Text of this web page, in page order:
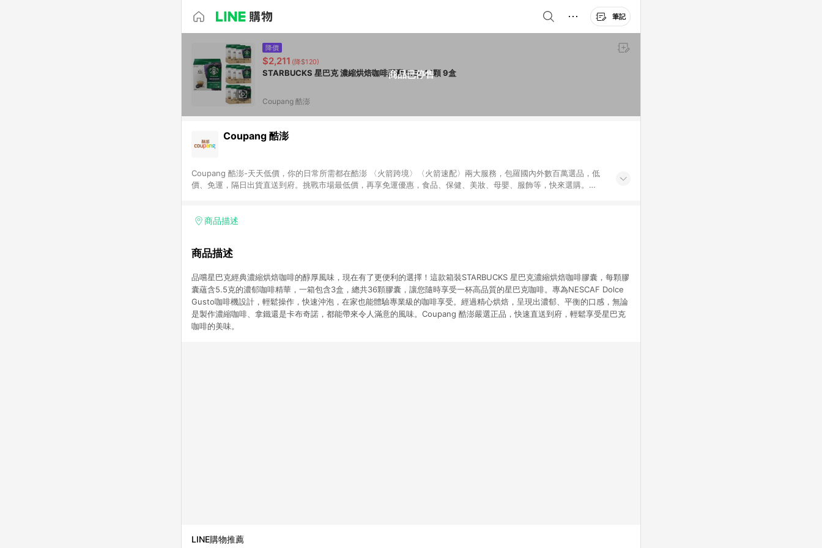
筆記
商品已停售
降價
$2,211 (降$120)
STARBUCKS 星巴克 濃縮烘焙咖啡膠囊 5.5g 12顆 9盒
Coupang 酷澎
Coupang 酷澎
Coupang 酷澎-天天低價，你的日常所需都在酷澎 〈火箭跨境〉〈火箭速配〉兩大服務，包羅國內外數百萬選品，低
價、免運，隔日出貨直送到府。挑戰市場最低價，再享免運優惠，食品、保健、美妝、母嬰、服飾等，快來選購。
商品描述
商品描述
品嚐星巴克經典濃縮烘焙咖啡的醇厚風味，現在有了更便利的選擇！這款箱裝STARBUCKS 星巴克濃縮烘焙咖啡膠囊，每顆膠
囊蘊含5.5克的濃郁咖啡精華，一箱包含3盒，總共36顆膠囊，讓您隨時享受一杯高品質的星巴克咖啡。專為NESCAF Dolce
Gusto咖啡機設計，輕鬆操作，快速沖泡，在家也能體驗專業級的咖啡享受。經過精心烘焙，呈現出濃郁、平衡的口感，無論
是製作濃縮咖啡、拿鐵還是卡布奇諾，都能帶來令人滿意的風味。Coupang 酷澎嚴選正品，快速直送到府，輕鬆享受星巴克
咖啡的美味。
LINE購物推薦